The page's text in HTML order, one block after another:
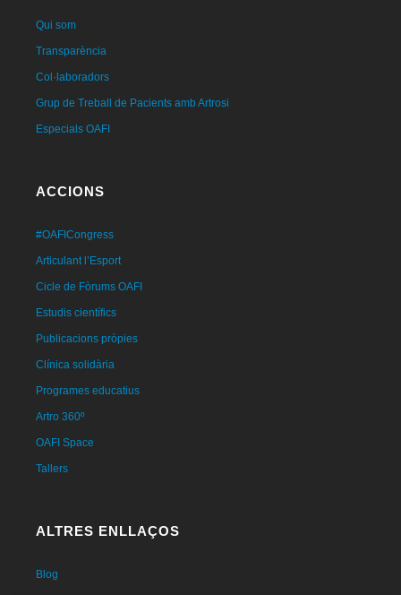
Qui som
Transparència
Col·laboradors
Grup de Treball de Pacients amb Artrosi
Especials OAFI
ACCIONS
#OAFICongress
Articulant l’Esport
Cicle de Fòrums OAFI
Estudis científics
Publicacions pròpies
Clínica solidària
Programes educatius
Artro 360º
OAFI Space
Tallers
ALTRES ENLLAÇOS
Blog